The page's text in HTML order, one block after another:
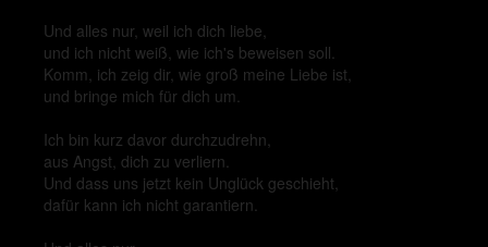
Und alles nur, weil ich dich liebe,
und ich nicht weiß, wie ich's beweisen soll.
Komm, ich zeig dir, wie groß meine Liebe ist,
und bringe mich für dich um.
Ich bin kurz davor durchzudrehn,
aus Angst, dich zu verliern.
Und dass uns jetzt kein Unglück geschieht,
dafür kann ich nicht garantiern.